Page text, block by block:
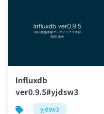
Influxdb
ver0.9.5#yjdsw3
yjdsw3